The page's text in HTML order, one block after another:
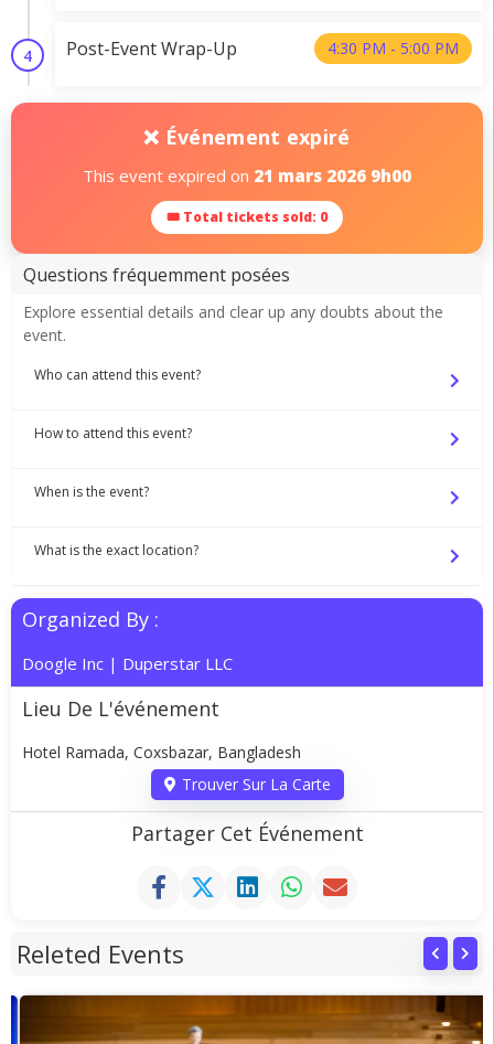
4 Post-Event Wrap-Up 4:30 PM - 5:00 PM
❌ Événement expiré
This event expired on 21 mars 2026 9h00
🎟 Total tickets sold: 0
Questions fréquemment posées
Explore essential details and clear up any doubts about the
event.
Who can attend this event?
How to attend this event?
When is the event?
What is the exact location?
Organized By :
Doogle Inc | Duperstar LLC
Lieu De L'événement
Hotel Ramada, Coxsbazar, Bangladesh
Trouver Sur La Carte
Partager Cet Événement
Releted Events